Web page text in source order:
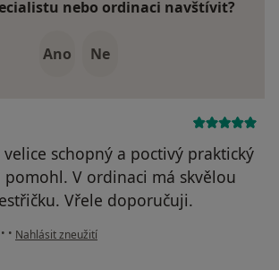
nebo ordinaci navštívit?
Ano Ne
schopný a poctivý praktický
pomohl. V ordinaci má skvělou
Vřele doporučuji.
• • podle názoru uživatele Pacient
Nahlásit zneužití